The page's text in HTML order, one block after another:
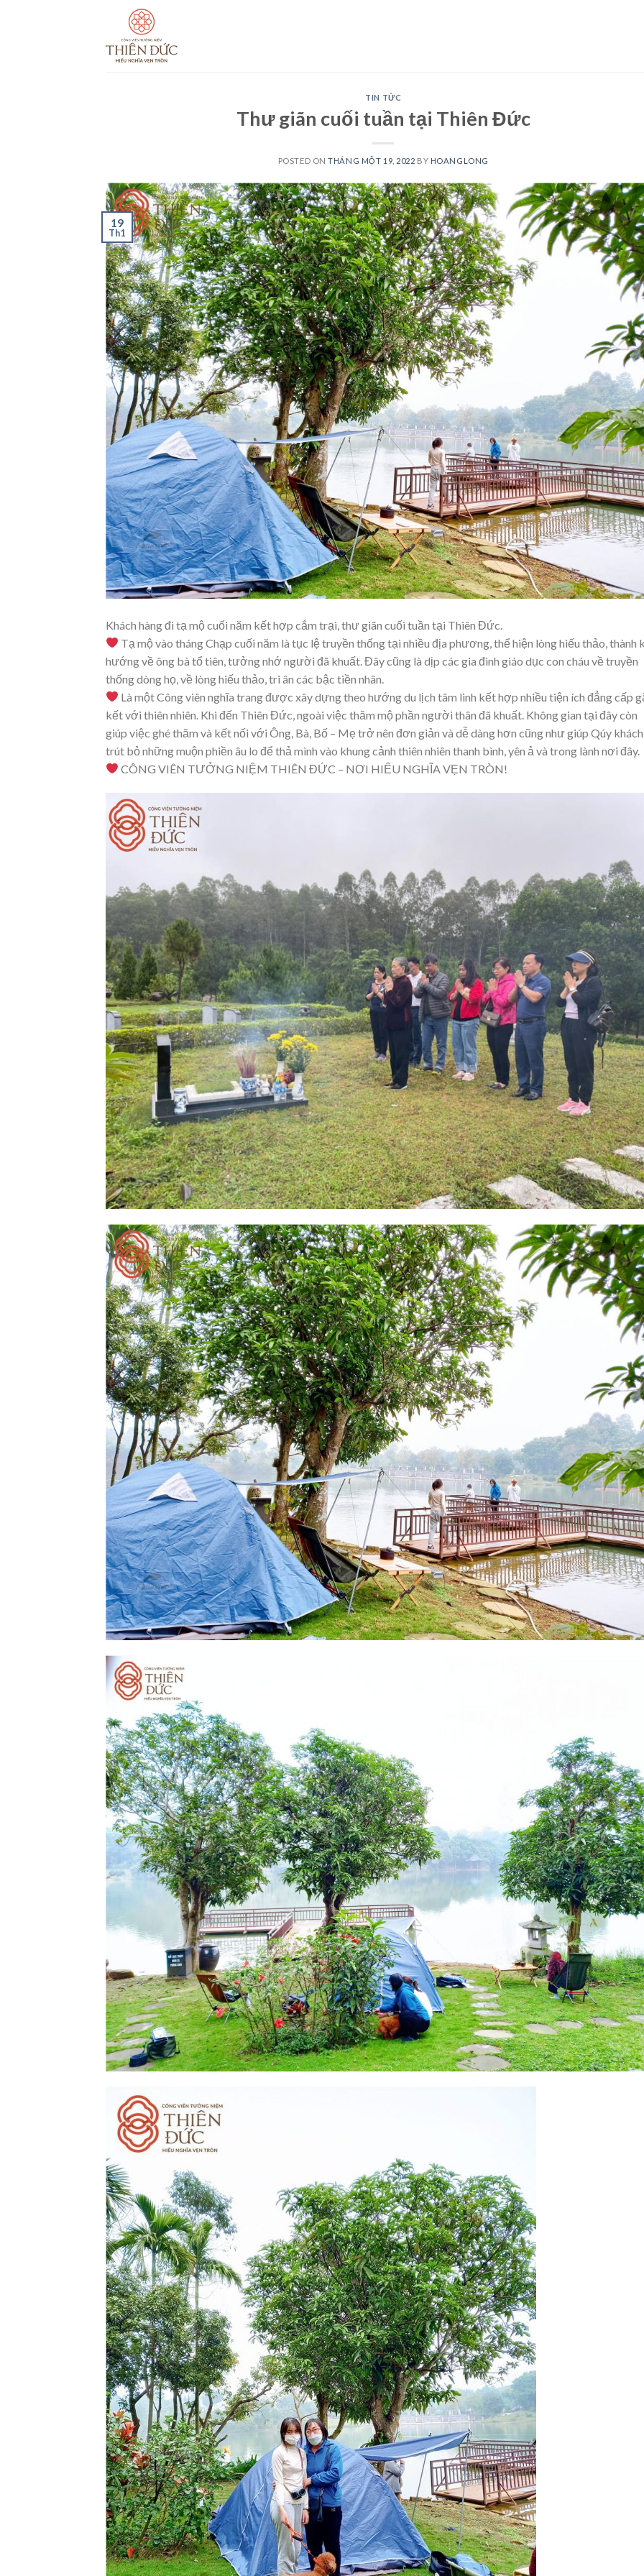
TIN TỨC
Thư giãn cuối tuần tại Thiên Đức
POSTED ONTHÁNG MỘT 19, 2022 BY HOANGLONG
19
Th1
Khách hàng đi tạ mộ cuối năm kết hợp cắm trại, thư giãn cuối tuần tại Thiên Đức.
Tạ mộ vào tháng Chạp cuối năm là tục lệ truyền thống tại nhiều địa phương, thể hiện lòng hiếu thảo, thành
hướng về ông bà tổ tiên, tưởng nhớ người đã khuất. Đây cũng là dịp các gia đình giáo dục con cháu về truyền
thống dòng họ, về lòng hiếu thảo, tri ân các bậc tiền nhân.
Là một Công viên nghĩa trang được xây dựng theo hướng du lịch tâm linh kết hợp nhiều tiện ích đẳng cấp
kết với thiên nhiên. Khi đến Thiên Đức, ngoài việc thăm mộ phần người thân đã khuất. Không gian tại đây còn
giúp việc ghé thăm và kết nối với Ông, Bà, Bố – Mẹ trở nên đơn giản và dễ dàng hơn cũng như giúp Qúy khách
trút bỏ những muộn phiền âu lo để thả mình vào khung cảnh thiên nhiên thanh bình, yên ả và trong lành nơi đây.
CÔNG VIÊN TƯỞNG NIỆM THIÊN ĐỨC – NƠI HIẾU NGHĨA VẸN TRÒN!